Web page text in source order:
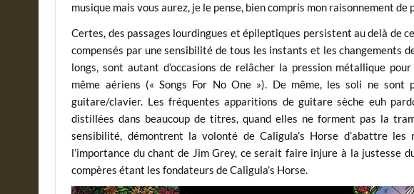
musique mais vous aurez, je le pense, bien compris mon raisonnement de
Certes, des passages lourdingues et épileptiques persistent au delà de
compensés par une sensibilité de tous les instants et les changements
longs, sont autant d’occasions de relâcher la pression métallique
même aériens (« Songs For No One »). De même, les soli ne sont
guitare/clavier. Les fréquentes apparitions de guitare sèche euh
distillées dans beaucoup de titres, quand elles ne forment pas la
sensibilité, démontrent la volonté de Caligula’s Horse d’abattre
l’importance du chant de Jim Grey, ce serait faire injure à la justesse
compères étant les fondateurs de Caligula’s Horse.